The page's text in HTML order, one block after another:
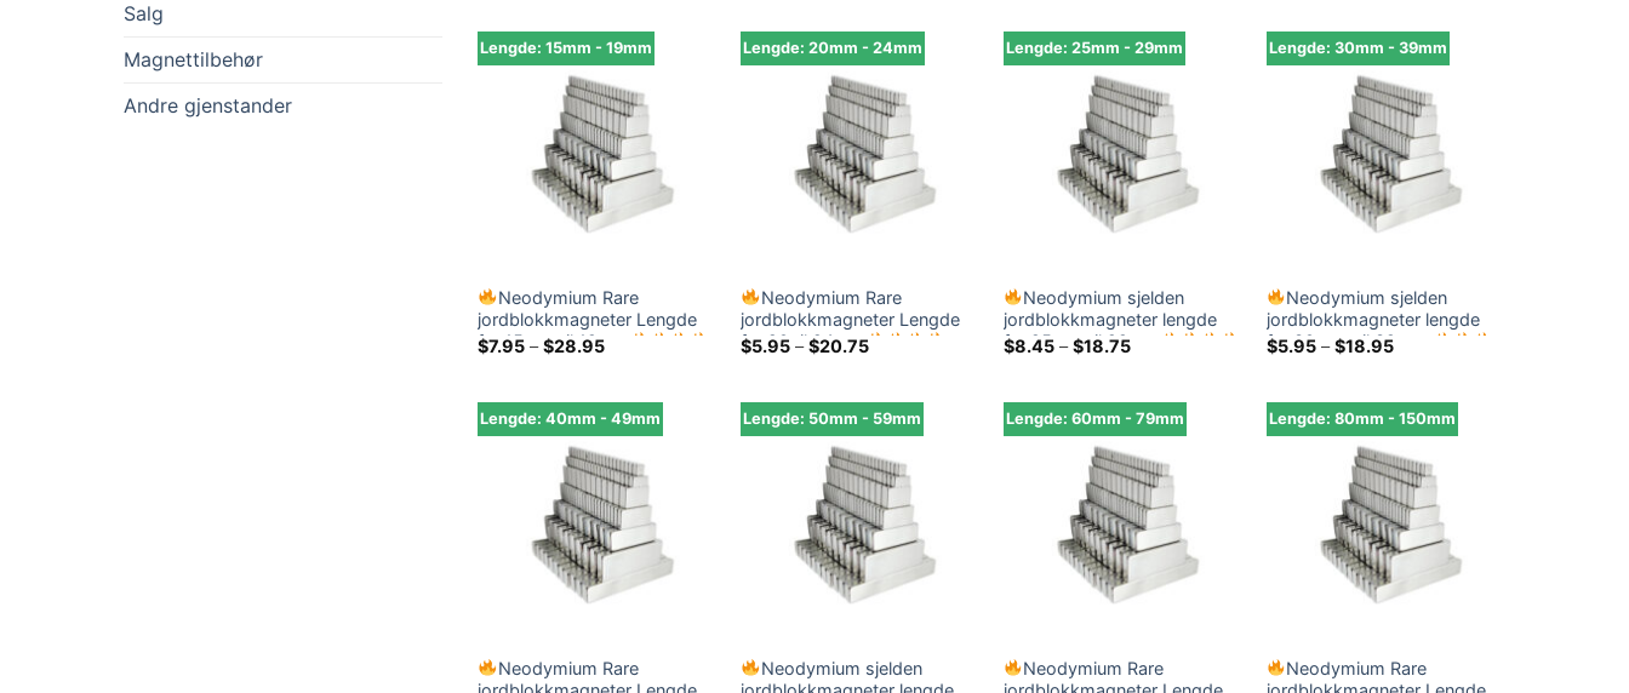
Salg
Magnettilbehør
Andre gjenstander
Lengde: 15mm - 19mm
Neodymium Rare
jordblokkmagneter Lengde
fra 15mm til 19mm
$7.95 – $28.95Prisområde:
Lengde: 20mm - 24mm
Neodymium Rare
jordblokkmagneter Lengde
fra 20 til 24mm
$5.95 – $20.75Prisområde:
Lengde: 25mm - 29mm
Neodymium sjelden
jordblokkmagneter lengde
fra 25mm til 29mm
$8.45 – $18.75Prisområde:
Lengde: 30mm - 39mm
Neodymium sjelden
jordblokkmagneter lengde
fra 30 mm til 39 mm
$5.95 – $18.95Prisområde:
Lengde: 40mm - 49mm
Neodymium Rare
Lengde: 50mm - 59mm
Neodymium sjelden
Lengde: 60mm - 79mm
Neodymium Rare
Lengde: 80mm - 150mm
Neodymium Rare